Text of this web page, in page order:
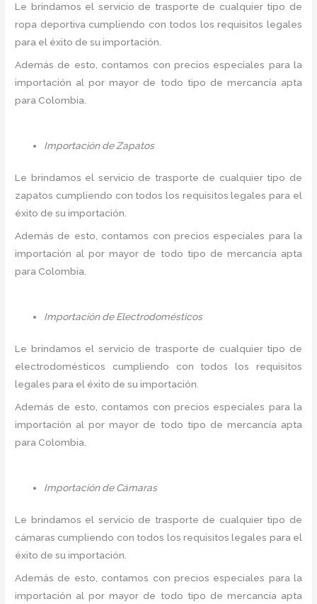
Le brindamos el servicio de trasporte de cualquier tipo de
ropa deportiva cumpliendo con todos los requisitos legales
para el éxito de su importación.
Además de esto, contamos con precios especiales para la
importación al por mayor de todo tipo de mercancía apta
para Colombia.
Importación de Zapatos
Le brindamos el servicio de trasporte de cualquier tipo de
zapatos cumpliendo con todos los requisitos legales para el
éxito de su importación.
Además de esto, contamos con precios especiales para la
importación al por mayor de todo tipo de mercancía apta
para Colombia.
Importación de Electrodomésticos
Le brindamos el servicio de trasporte de cualquier tipo de
electrodomésticos cumpliendo con todos los requisitos
legales para el éxito de su importación.
Además de esto, contamos con precios especiales para la
importación al por mayor de todo tipo de mercancía apta
para Colombia.
Importación de Cámaras
Le brindamos el servicio de trasporte de cualquier tipo de
cámaras cumpliendo con todos los requisitos legales para el
éxito de su importación.
Además de esto, contamos con precios especiales para la
importación al por mayor de todo tipo de mercancía apta